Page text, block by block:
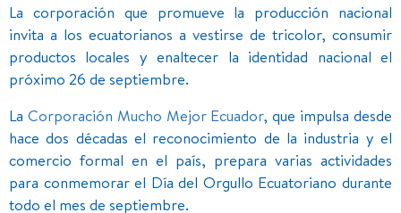
La corporación que promueve la producción nacional
invita a los ecuatorianos a vestirse de tricolor, consumir
productos locales y enaltecer la identidad nacional el
próximo 26 de septiembre.
La Corporación Mucho Mejor Ecuador, que impulsa desde
hace dos décadas el reconocimiento de la industria y el
comercio formal en el país, prepara varias actividades
para conmemorar el Día del Orgullo Ecuatoriano durante
todo el mes de septiembre.